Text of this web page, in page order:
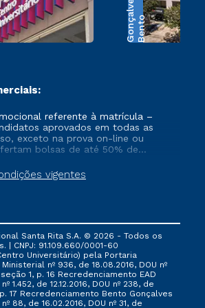
B
e
n
t
o
G
o
n
ç
a
l
v
e
s
vigentes
referente à matrícula –
aprovados em todas as
exceto na prova on-line ou
bolsas de até 50% de
efetivado e/ou não tenham
sua matrícula em uma das
programas governamentais, e
nenhuma outra campanha
Santa Rita S.A. © 2026 - Todos os
| CNPJ: 91.109.660/0001-60
Universitário) pela Portaria
nº 936, de 18.08.2016, DOU nº
1, p. 16 Recredenciamento EAD
1.452, de 12.12.2016, DOU nº 238, de
p. 17 Recredenciamento Bento Gonçalves
88, de 16.02.2016, DOU nº 31, de